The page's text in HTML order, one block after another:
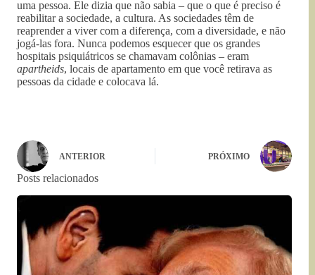
uma pessoa. Ele dizia que não sabia – que o que é preciso é
reabilitar a sociedade, a cultura. As sociedades têm de
reaprender a viver com a diferença, com a diversidade, e não
jogá-las fora. Nunca podemos esquecer que os grandes
hospitais psiquiátricos se chamavam colônias – eram
apartheids, locais de apartamento em que você retirava as
pessoas da cidade e colocava lá.
ANTERIOR PRÓXIMO
Posts relacionados